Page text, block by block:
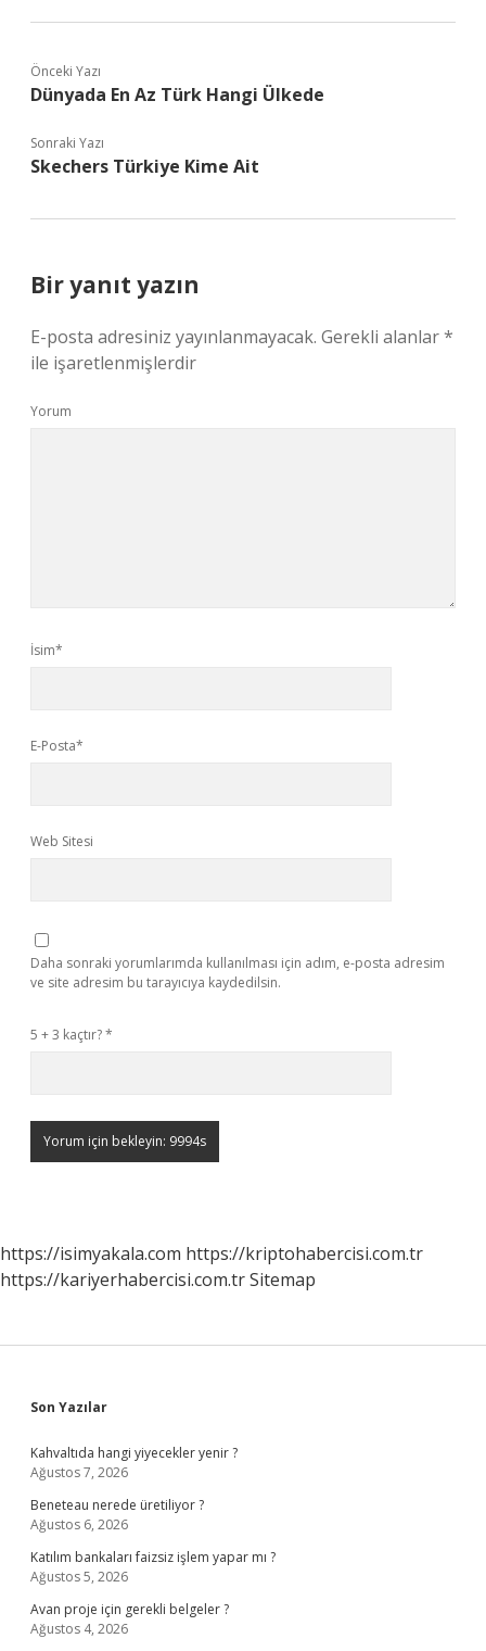
Önceki Yazı
Dünyada En Az Türk Hangi Ülkede
Sonraki Yazı
Skechers Türkiye Kime Ait
Bir yanıt yazın
E-posta adresiniz yayınlanmayacak. Gerekli alanlar*
ile işaretlenmişlerdir
Yorum
İsim*
E-Posta*
Web Sitesi
Daha sonraki yorumlarımda kullanılması için adım, e-posta adresim
ve site adresim bu tarayıcıya kaydedilsin.
5 + 3 kaçtır?*
https://isimyakala.com https://kriptohabercisi.com.tr
https://kariyerhabercisi.com.trSitemap
Sidebar
Son Yazılar
Kahvaltıda hangi yiyecekler yenir ?
Ağustos 7, 2026
Beneteau nerede üretiliyor ?
Ağustos 6, 2026
Katılım bankaları faizsiz işlem yapar mı ?
Ağustos 5, 2026
Avan proje için gerekli belgeler ?
Ağustos 4, 2026